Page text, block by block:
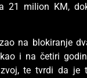
21 milion KM,
na blokiranje
i na četiri
te tvrdi da je